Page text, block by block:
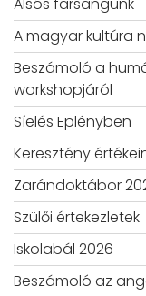
A magyar kultúra
Beszámoló a
workshopjáról
Síelés Eplényben
Keresztény
Zarándoktábor
Szülői értekezletek
Iskolabál 2026
Beszámoló az